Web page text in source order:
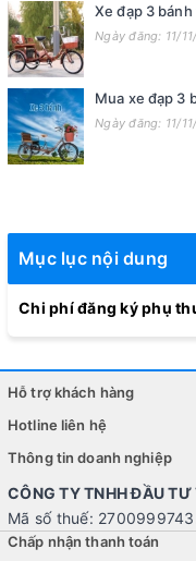
Xe đạp 3
Ngày đăng: 11/
Mua xe đạp 3
Ngày đăng: 11/
Mục lục nội dung
Chi phí đăng ký phụ
Hỗ trợ khách hàng
Hotline liên hệ
Thông tin doanh nghiệp
CÔNG TY TNHH ĐẦU TƯ
Mã số thuế:
Chấp nhận thanh toán